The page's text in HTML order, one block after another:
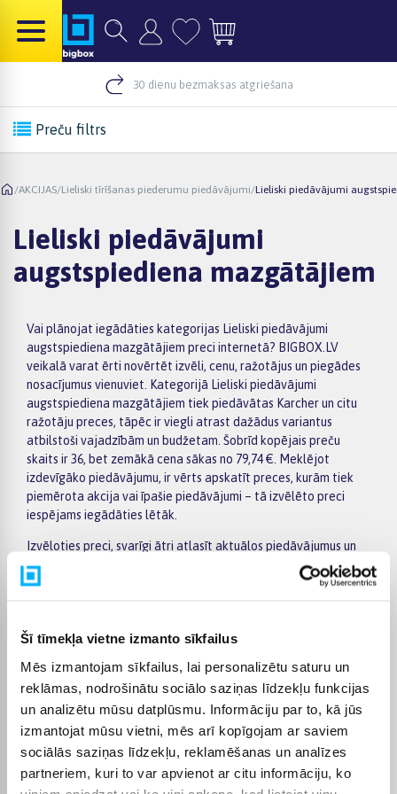
Šī tīmekļa vietne izmanto sīkfailus
Mēs izmantojam sīkfailus, lai personalizētu saturu un
reklāmas, nodrošinātu sociālo saziņas līdzekļu funkcijas
un analizētu mūsu datplūsmu. Informāciju par to, kā jūs
izmantojat mūsu vietni, mēs arī kopīgojam ar saviem
sociālās saziņas līdzekļu, reklamēšanas un analīzes
partneriem, kuri to var apvienot ar citu informāciju, ko
30 dienu bezmaksas atgriešana
Preču filtrs
/AKCIJAS/Lieliski tīrīšanas piederumu piedāvājumi/Lieliski piedāvājumi
Lieliski piedāvājumi
augstspiediena mazgātājiem
Vai plānojat iegādāties kategorijas Lieliski piedāvājumi
augstspiediena mazgātājiem preci internetā? BIGBOX.LV
veikalā varat ērti novērtēt izvēli, cenu, ražotājus un piegādes
nosacījumus vienuviet. Kategorijā Lieliski piedāvājumi
augstspiediena mazgātājiem tiek piedāvātas Karcher un citu
ražotāju preces, tāpēc ir viegli atrast dažādus variantus
atbilstoši vajadzībām un budžetam. Šobrīd kopējais preču
skaits ir 36, bet zemākā cena sākas no 79,74 €. Meklējot
izdevīgāko piedāvājumu, ir vērts apskatīt preces, kurām tiek
piemērota akcija vai īpašie piedāvājumi – tā izvēlēto preci
iespējams iegādāties lētāk.
Izvēloties preci, svarīgi ātri atlasīt aktuālos piedāvājumus un
skaidri redzēt atšķirības starp modeļiem. Kreisajā pusē esošie
filtri palīdz sašaurināt kategorijas Lieliski piedāvājumi
var ērti salīdzināt dažādus piedāvājumus. Atverot konkrētās
tehniskajiem datiem, piegādes termiņu, apmaksas veidiem un
pirkuma nosacījumiem, tāpēc lēmumu pieņemt būs vieglāk.
Lielākas vērtības pirkumiem BIGBOX.LV piedāvā ērtu apmaksu
pa daļām – par pirkumu iespējams norēķināties 6 vienādos
maksājumos. Tas ļauj ērtāk plānot izdevumus un izvēlēties sev
piemērotu apmaksas veidu. Pasūtījumi tiek piegādāti visā